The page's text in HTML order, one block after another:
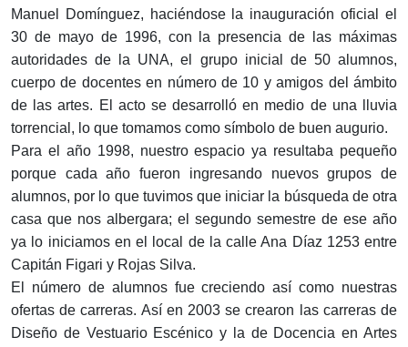
Manuel Domínguez, haciéndose la inauguración oficial el
30 de mayo de 1996, con la presencia de las máximas
autoridades de la UNA, el grupo inicial de 50 alumnos,
cuerpo de docentes en número de 10 y amigos del ámbito
de las artes. El acto se desarrolló en medio de una lluvia
torrencial, lo que tomamos como símbolo de buen augurio.
Para el año 1998, nuestro espacio ya resultaba pequeño
porque cada año fueron ingresando nuevos grupos de
alumnos, por lo que tuvimos que iniciar la búsqueda de otra
casa que nos albergara; el segundo semestre de ese año
ya lo iniciamos en el local de la calle Ana Díaz 1253 entre
Capitán Figari y Rojas Silva.
El número de alumnos fue creciendo así como nuestras
ofertas de carreras. Así en 2003 se crearon las carreras de
Diseño de Vestuario Escénico y la de Docencia en Artes